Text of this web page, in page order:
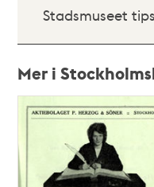
Stadsmuseet
Mer i
Relaterade
poster
teman